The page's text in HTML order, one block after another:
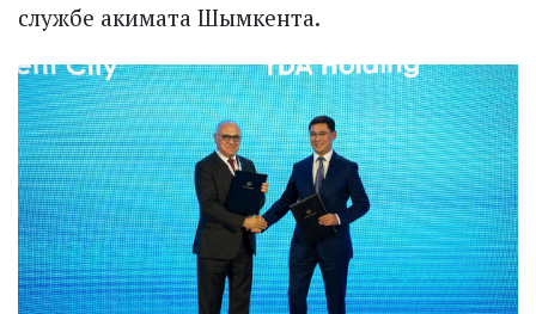
службе акимата Шымкента.